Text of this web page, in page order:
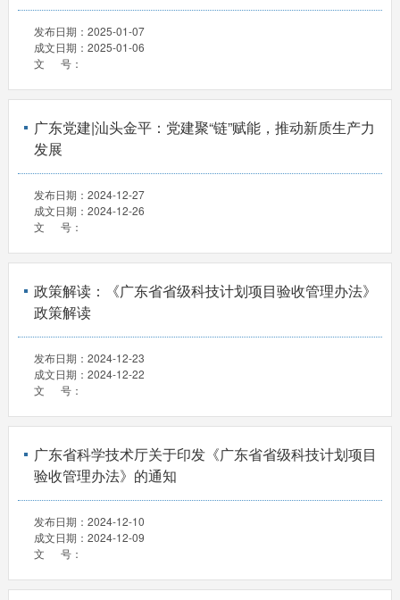
发布日期： 2025-01-07
成文日期： 2025-01-06
文 号：
广东党建|汕头金平：党建聚“链”赋能，推动新质生产力
发展
发布日期： 2024-12-27
成文日期： 2024-12-26
文 号：
政策解读：《广东省省级科技计划项目验收管理办法》
政策解读
发布日期： 2024-12-23
成文日期： 2024-12-22
文 号：
广东省科学技术厅关于印发《广东省省级科技计划项目
验收管理办法》的通知
发布日期： 2024-12-10
成文日期： 2024-12-09
文 号：